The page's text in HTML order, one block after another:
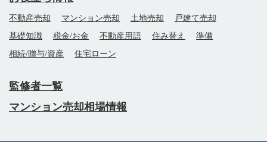
不動産売却 マンション売却 土地売却
戸建て売却
基礎知識
税金/お金 不動産用語 住み替え
準備
相続/贈与/資産
住宅ローン
監修者一覧
マンション売却相場情報